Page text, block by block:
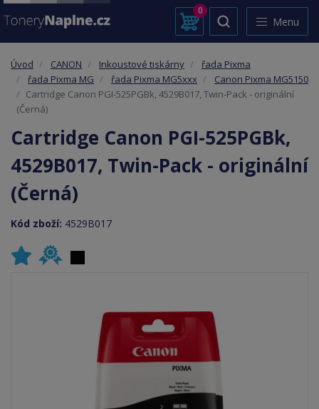
0
Menu
Úvod CANON Inkoustové tiskárny
řada Pixma
řada Pixma MG
řada Pixma MG5xxx
Canon Pixma MG5150
Cartridge Canon PGI-525PGBk, 4529B017, Twin-Pack - originální
(Černá)
Cartridge Canon PGI-525PGBk,
4529B017, Twin-Pack - originální
(Černá)
Kód zboží: 4529B017